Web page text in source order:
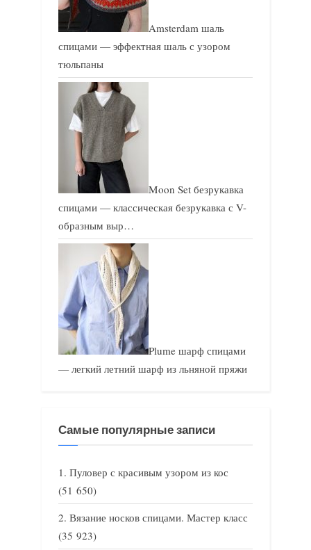
Amsterdam шаль
спицами — эффектная шаль с узором
тюльпаны
Moon Set безрукавка
спицами — классическая безрукавка с V-
образным выр…
Plume шарф спицами
— легкий летний шарф из льняной пряжи
Самые популярные записи
Пуловер с красивым узором из кос
(51 650)
Вязание носков спицами. Мастер класс
(35 923)